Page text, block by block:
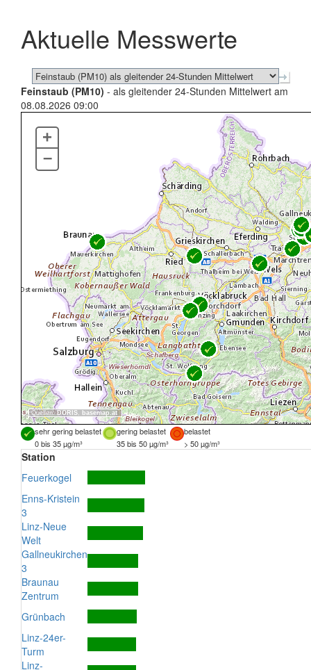
schließen
Aktuelle Messwerte
Feinstaub (PM10) - als gleitender 24-Stunden Mittelwert am
08.08.2026 09:00
Quellen:DORIS, basemap.at
+
–
sehr gering belastet gering belastet
belastet
0 bis 35 µg/m³
35 bis 50 µg/m³ > 50 µg/m³
Station
Feuerkogel
Enns-Kristein
3
Linz-Neue
Welt
Gallneukirchen
3
Braunau
Zentrum
Grünbach
Linz-24er-
Turm
Linz-